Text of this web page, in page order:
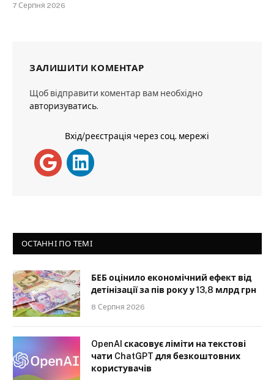
7 Серпня 2026
ЗАЛИШИТИ КОМЕНТАР
Щоб відправити коментар вам необхідно
авторизуватись.
Вхід/реєстрація через соц. мережі
ОСТАННІ ПО ТЕМІ
БЕБ оцінило економічний ефект від
детінізації за пів року у 13,8 млрд грн
8 Серпня 2026
OpenAI скасовує ліміти на текстові
чати ChatGPT для безкоштовних
користувачів